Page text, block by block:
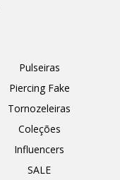
Pulseiras
Piercing Fake
Tornozeleiras
Coleções
Influencers
SALE